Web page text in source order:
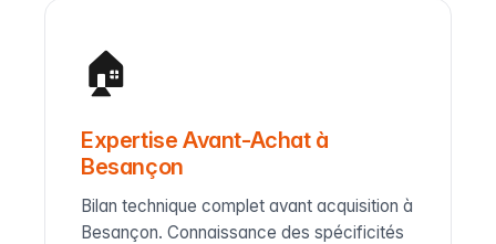
🏠
Expertise Avant-Achat à
Besançon
Bilan technique complet avant acquisition à
Besançon. Connaissance des spécificités